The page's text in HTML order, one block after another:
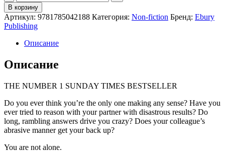
В корзину
Артикул: 9781785042188 Категория: Non-fiction Бренд: Ebury
Publishing
Описание
Описание
THE NUMBER 1 SUNDAY TIMES BESTSELLER
Do you ever think you’re the only one making any sense? Have you
ever tried to reason with your partner with disastrous results? Do
long, rambling answers drive you crazy? Does your colleague’s
abrasive manner get your back up?
You are not alone.